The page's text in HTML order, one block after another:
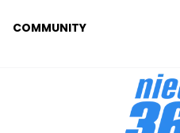
COMMUNITY